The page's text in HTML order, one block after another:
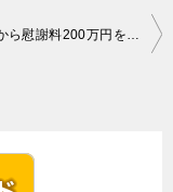
不貞相手から慰謝料200万円を交渉開始から2か月以内に回収した事例